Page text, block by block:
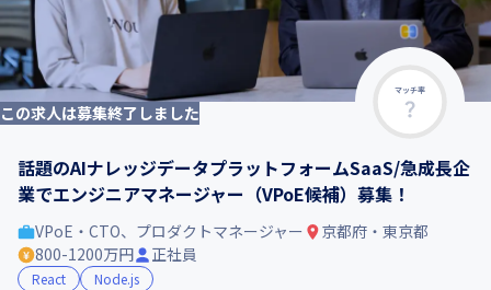
マッチ率
この求人は募集終了しました
話題のAIナレッジデータプラットフォームSaaS/急成長企
業でエンジニアマネージャー（VPoE候補）募集！
VPoE・CTO、プロダクトマネージャー
京都府・東京都
800-1200万円
正社員
React
Node.js